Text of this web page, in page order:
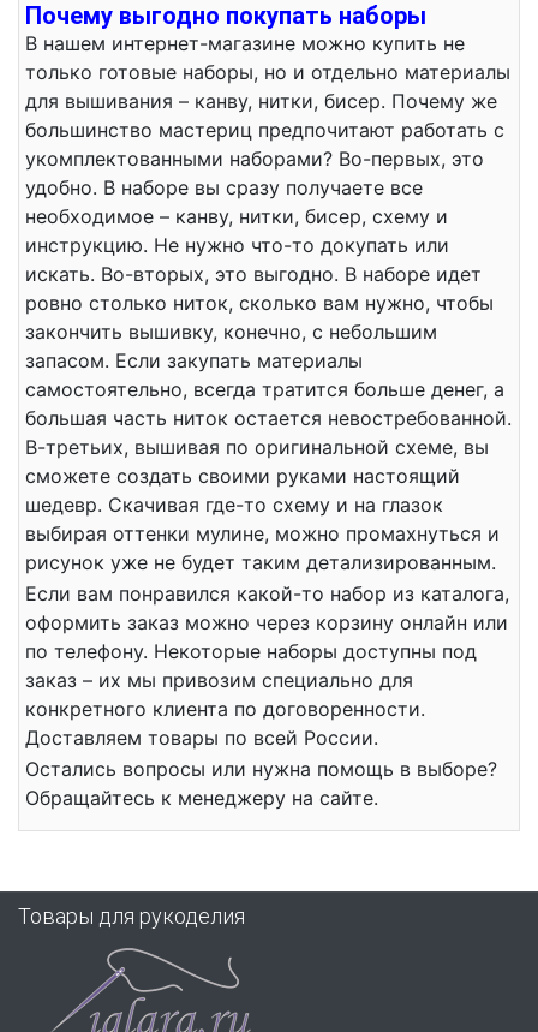
Почему выгодно покупать наборы
В нашем интернет-магазине можно купить не
только готовые наборы, но и отдельно материалы
для вышивания – канву, нитки, бисер. Почему же
большинство мастериц предпочитают работать с
укомплектованными наборами? Во-первых, это
удобно. В наборе вы сразу получаете все
необходимое – канву, нитки, бисер, схему и
инструкцию. Не нужно что-то докупать или
искать. Во-вторых, это выгодно. В наборе идет
ровно столько ниток, сколько вам нужно, чтобы
закончить вышивку, конечно, с небольшим
запасом. Если закупать материалы
самостоятельно, всегда тратится больше денег, а
большая часть ниток остается невостребованной.
В-третьих, вышивая по оригинальной схеме, вы
сможете создать своими руками настоящий
шедевр. Скачивая где-то схему и на глазок
выбирая оттенки мулине, можно промахнуться и
рисунок уже не будет таким детализированным.
Если вам понравился какой-то набор из каталога,
оформить заказ можно через корзину онлайн или
по телефону. Некоторые наборы доступны под
заказ – их мы привозим специально для
конкретного клиента по договоренности.
Доставляем товары по всей России.
Остались вопросы или нужна помощь в выборе?
Обращайтесь к менеджеру на сайте.
Товары для рукоделия